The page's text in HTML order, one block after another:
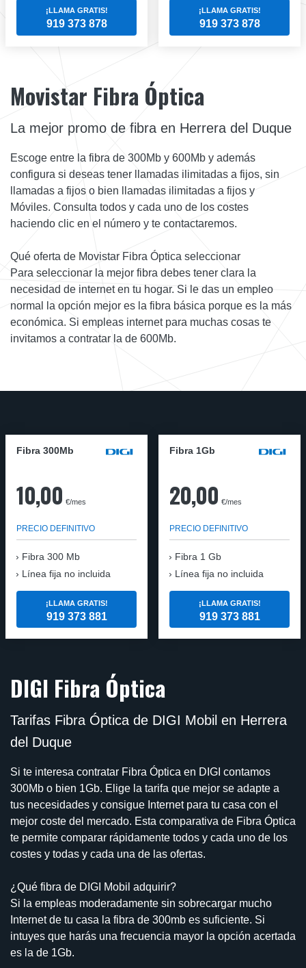
¡LLAMA GRATIS!
919 373 878
¡LLAMA GRATIS!
919 373 878
Movistar Fibra Óptica
La mejor promo de fibra en Herrera del Duque
Escoge entre la fibra de 300Mb y 600Mb y además
configura si deseas tener llamadas ilimitadas a fijos, sin
llamadas a fijos o bien llamadas ilimitadas a fijos y
Móviles. Consulta todos y cada uno de los costes
haciendo clic en el número y te contactaremos.
Qué oferta de Movistar Fibra Óptica seleccionar
Para seleccionar la mejor fibra debes tener clara la
necesidad de internet en tu hogar. Si le das un empleo
normal la opción mejor es la fibra básica porque es la más
económica. Si empleas internet para muchas cosas te
invitamos a contratar la de 600Mb.
Fibra 300Mb
10,00 €/mes
PRECIO DEFINITIVO
Fibra 300 Mb
Línea fija no incluida
¡LLAMA GRATIS!
919 373 881
Fibra 1Gb
20,00 €/mes
PRECIO DEFINITIVO
Fibra 1 Gb
Línea fija no incluida
¡LLAMA GRATIS!
919 373 881
DIGI Fibra Óptica
Tarifas Fibra Óptica de DIGI Mobil en Herrera
del Duque
Si te interesa contratar Fibra Óptica en DIGI contamos
300Mb o bien 1Gb. Elige la tarifa que mejor se adapte a
tus necesidades y consigue Internet para tu casa con el
mejor coste del mercado. Esta comparativa de Fibra Óptica
te permite comparar rápidamente todos y cada uno de los
costes y todas y cada una de las ofertas.
¿Qué fibra de DIGI Mobil adquirir?
Si la empleas moderadamente sin sobrecargar mucho
Internet de tu casa la fibra de 300mb es suficiente. Si
intuyes que harás una frecuencia mayor la opción acertada
es la de 1Gb.